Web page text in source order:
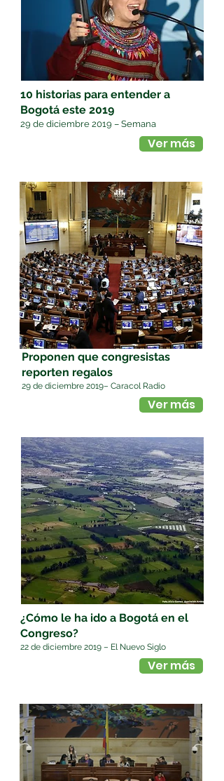
Ver más
10 historias para entender a
Bogotá este 2019
29 de diciembre 2019 – Semana
Ver más
Proponen que congresistas
reporten regalos
29 de diciembre 2019– Caracol Radio
Ver más
¿Cómo le ha ido a Bogotá en el
Congreso?
22 de diciembre 2019 – El Nuevo Siglo